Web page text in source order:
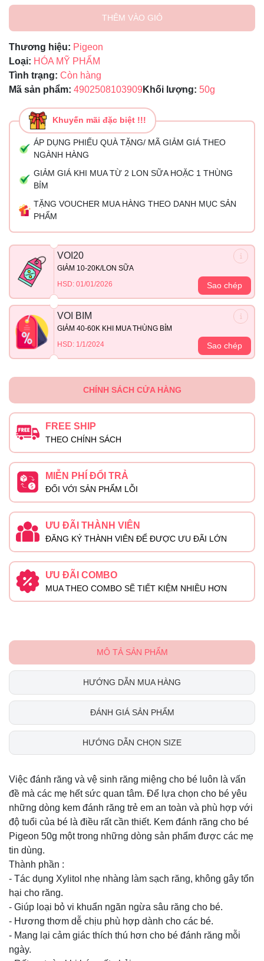
THÊM VÀO GIỎ
Thương hiệu: Pigeon
Loại: HÓA MỸ PHẨM
Tình trạng: Còn hàng
Mã sản phẩm: 4902508103909 Khối lượng: 50g
Khuyến mãi đặc biệt !!!
ÁP DỤNG PHIẾU QUÀ TẶNG/ MÃ GIẢM GIÁ THEO
NGÀNH HÀNG
GIẢM GIÁ KHI MUA TỪ 2 LON SỮA HOẶC 1 THÙNG
BỈM
TẶNG VOUCHER MUA HÀNG THEO DANH MỤC SẢN
PHẨM
VOI20
GIẢM 10-20K/LON SỮA
HSD: 01/01/2026
Sao chép
VOI BIM
GIẢM 40-60K KHI MUA THÙNG BỈM
HSD: 1/1/2024
Sao chép
CHÍNH SÁCH CỬA HÀNG
FREE SHIP
THEO CHÍNH SÁCH
MIỄN PHÍ ĐỔI TRẢ
ĐỐI VỚI SẢN PHẨM LỖI
ƯU ĐÃI THÀNH VIÊN
ĐĂNG KÝ THÀNH VIÊN ĐỂ ĐƯỢC ƯU ĐÃI LỚN
ƯU ĐÃI COMBO
MUA THEO COMBO SẼ TIẾT KIỆM NHIỀU HƠN
MÔ TẢ SẢN PHẨM
HƯỚNG DẪN MUA HÀNG
ĐÁNH GIÁ SẢN PHẨM
HƯỚNG DẪN CHỌN SIZE
Việc đánh răng và vệ sinh răng miệng cho bé luôn là vấn
đề mà các mẹ hết sức quan tâm. Để lựa chọn cho bé yêu
những dòng kem đánh răng trẻ em an toàn và phù hợp với
độ tuổi của bé là điều rất cần thiết. Kem đánh răng cho bé
Pigeon 50g một trong những dòng sản phẩm được các mẹ
tin dùng.
Thành phần :
- Tác dụng Xylitol nhẹ nhàng làm sạch răng, không gây tổn
hại cho răng.
- Giúp loại bỏ vi khuẩn ngăn ngừa sâu răng cho bé.
- Hương thơm dễ chịu phù hợp dành cho các bé.
- Mang lại cảm giác thích thú hơn cho bé đánh răng mỗi
ngày.